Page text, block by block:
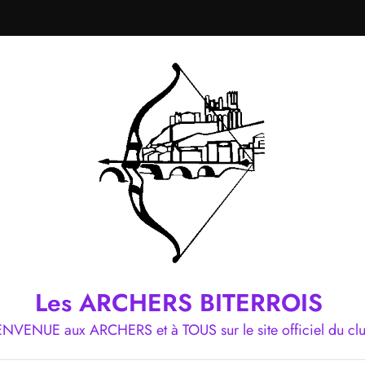
Les ARCHERS BITERROIS
aux ARCHERS et à TOUS sur le site officiel du